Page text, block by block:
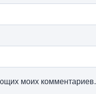
моих комментариев.